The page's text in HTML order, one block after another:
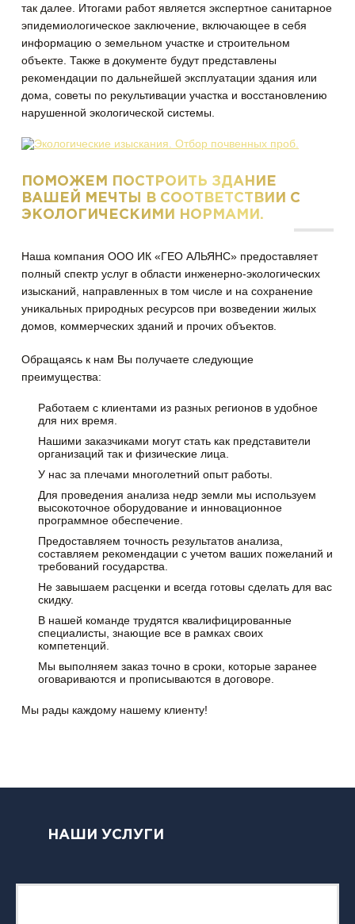
так далее. Итогами работ является экспертное санитарное
эпидемиологическое заключение, включающее в себя
информацию о земельном участке и строительном
объекте. Также в документе будут представлены
рекомендации по дальнейшей эксплуатации здания или
дома, советы по рекультивации участка и восстановлению
нарушенной экологической системы.
ПОМОЖЕМ ПОСТРОИТЬ ЗДАНИЕ
ВАШЕЙ МЕЧТЫ В СООТВЕТСТВИИ С
ЭКОЛОГИЧЕСКИМИ НОРМАМИ.
Наша компания ООО ИК «ГЕО АЛЬЯНС» предоставляет
полный спектр услуг в области инженерно-экологических
изысканий, направленных в том числе и на сохранение
уникальных природных ресурсов при возведении жилых
домов, коммерческих зданий и прочих объектов.
Обращаясь к нам Вы получаете следующие
преимущества:
Работаем с клиентами из разных регионов в удобное
для них время.
Нашими заказчиками могут стать как представители
организаций так и физические лица.
У нас за плечами многолетний опыт работы.
Для проведения анализа недр земли мы используем
высокоточное оборудование и инновационное
программное обеспечение.
Предоставляем точность результатов анализа,
составляем рекомендации с учетом ваших пожеланий и
требований государства.
Не завышаем расценки и всегда готовы сделать для вас
скидку.
В нашей команде трудятся квалифицированные
специалисты, знающие все в рамках своих
компетенций.
Мы выполняем заказ точно в сроки, которые заранее
оговариваются и прописываются в договоре.
Мы рады каждому нашему клиенту!
НАШИ УСЛУГИ